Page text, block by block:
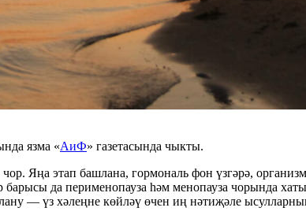
язма «АиФ» газетасында чыкты.
Яңа этап башлана, гормональ фон үзгәрә,
да перименопауза һәм менопауза чорында
— үз хәлеңне көйләү өчен иң нәтиҗәле